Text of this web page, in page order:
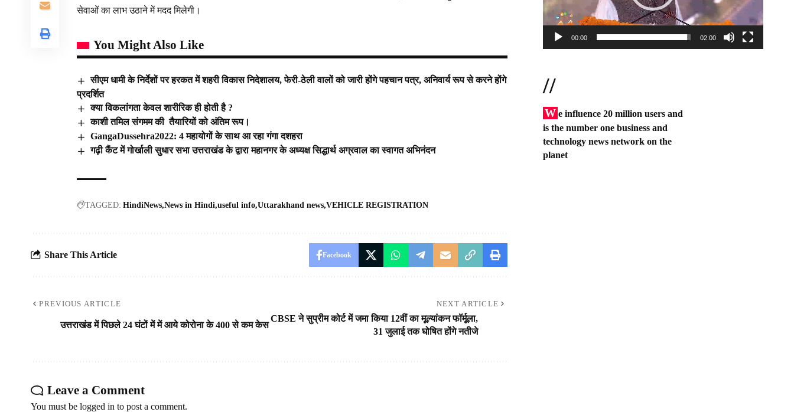
सेवाओं का लाभ उठाने में मदद मिलेगी।
You Might Also Like
सीएम धामी के निर्देशों पर हरकत में शहरी विकास निदेशालय, फेरी-ठेली वालों को जारी होंगे पहचान पत्र, अनिवार्य रूप से करने होंगे
प्रदर्शित
क्या विकलांगता केवल शारीरिक ही होती है ?
काशी तमिल संगमम की तैयारियों को अंतिम रूप।
GangaDussehra2022: 4 महायोगों के साथ आ रहा गंगा दशहरा
गढ़ी कैंट में गोर्खाली सुधार सभा उत्तराखंड के द्वारा महानगर के अध्यक्ष सिद्धार्थ अग्रवाल का स्वागत अभिनंदन
TAGGED: HindiNews News in Hindi useful info Uttarakhand news VEHICLE REGISTRATION
Share This Article Facebook
PREVIOUS ARTICLE
उत्तराखंड में पिछले 24 घंटों में में आये कोरोना के 400 से कम केस
NEXT ARTICLE
CBSE ने सुप्रीम कोर्ट में जमा किया 12वीं का मूल्यांकन फॉर्मूला,
31 जुलाई तक घोषित होंगे नतीजे
Leave a Comment
You must be logged in to post a comment.
00:00 02:00
//
W e influence 20 million users and
is the number one business and
technology news network on the
planet